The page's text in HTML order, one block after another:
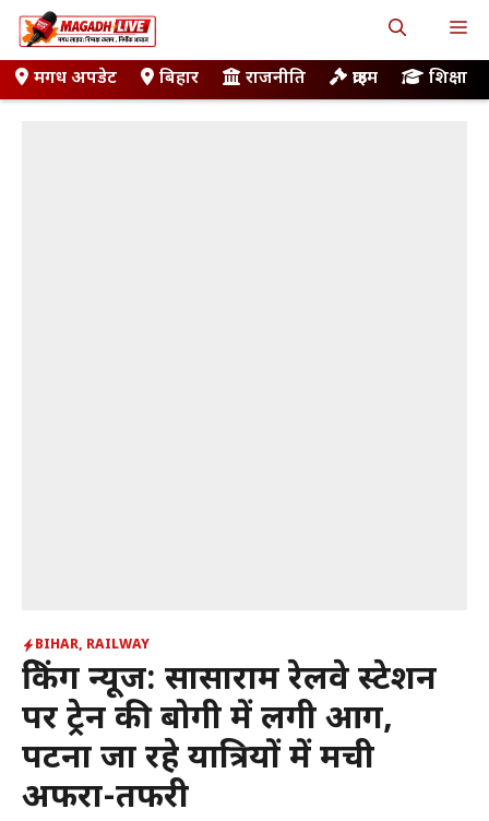
Skip
to
contentमगध अपडेट बिहार राजनीति क्राइम शिक्षा
BIHAR, RAILWAY
ब्रेकिंग न्यूज: सासाराम रेलवे स्टेशन
पर ट्रेन की बोगी में लगी आग,
पटना जा रहे यात्रियों में मची
अफरा-तफरी